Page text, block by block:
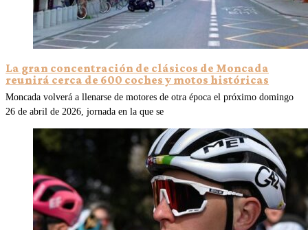
La gran concentración de clásicos de Moncada
reunirá cerca de 600 coches y motos históricas
Moncada volverá a llenarse de motores de otra época el próximo domingo
26 de abril de 2026, jornada en la que se